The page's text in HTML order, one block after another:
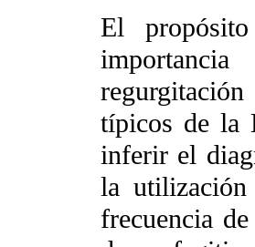
El
típicos de la
inferir el
la
frecuencia